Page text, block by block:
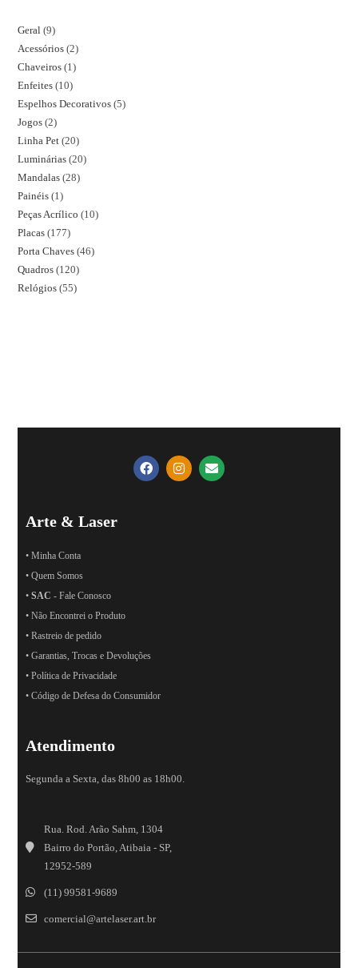
Geral 9
Acessórios 2
Chaveiros 1
Enfeites 10
Espelhos Decorativos 5
Jogos 2
Linha Pet 20
Luminárias 20
Mandalas 28
Painéis 1
Peças Acrílico 10
Placas 177
Porta Chaves 46
Quadros 120
Relógios 55
Arte & Laser
• Minha Conta
• Quem Somos
•SAC - Fale Conosco
• Não Encontrei o Produto
• Rastreio de pedido
• Garantias, Trocas e Devoluções
• Política de Privacidade
• Código de Defesa do Consumidor
Atendimento
Segunda a Sexta, das 8h00 as 18h00.
Rua. Rod. Arão Sahm, 1304
Bairro do Portão, Atibaia - SP,
12952-589
(11) 99581-9689
comercial@artelaser.art.br